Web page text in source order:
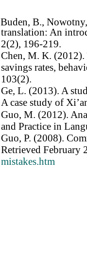
Buden, B.,
translation: An
2(2), 196-219.
Chen, M. K.
savings rates,
103(2).
Ge, L. (2013). A
A case study of
Guo, M. (2012).
and Practice in
Guo, P. (2008).
Retrieved February
mistakes.htm